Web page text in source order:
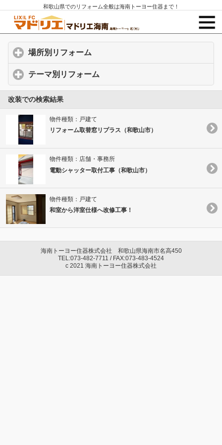
和歌山県でのリフォーム全般は海南トーヨー住器まで！
場所別リフォーム
テーマ別リフォーム
改装での検索結果
物件種類：戸建て
リフォーム取替窓リプラス（和歌山市）
物件種類：店舗・事務所
電動シャッター取付工事（和歌山市）
物件種類：戸建て
和室から洋室仕様へ改修工事！
海南トーヨー住器株式会社 和歌山県海南市名高450
TEL:073-482-7711 / FAX:073-483-4524
c 2021 海南トーヨー住器株式会社